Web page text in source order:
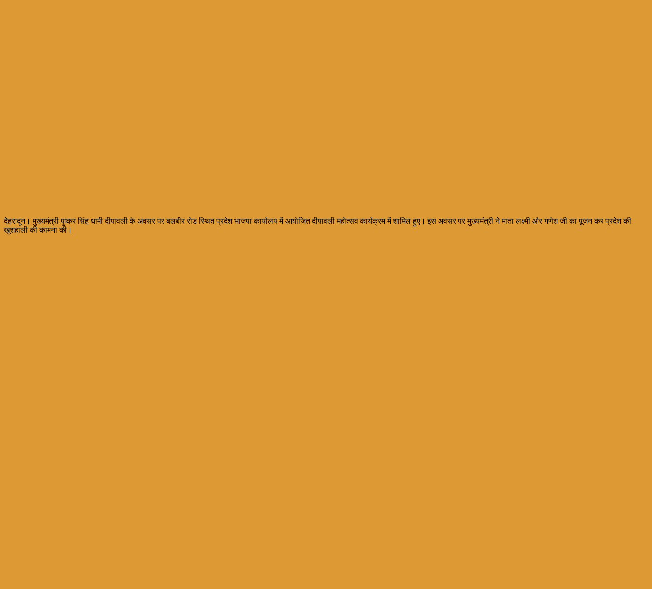
देहरादून। मुख्यमंत्री पुष्कर सिंह धामी दीपावली के अवसर पर बलबीर रोड स्थित प्रदेश भाजपा कार्यालय में आयोजित दीपावली महोत्सव कार्यक्रम में शामिल हुए। इस अवसर पर मुख्यमंत्री ने माता लक्ष्मी और गणेश जी का पूजन कर प्रदेश की
खुशहाली की कामना की।